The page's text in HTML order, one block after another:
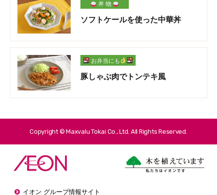
丼 物
ソフトケールを使った中華丼
お弁当にも
豚しゃぶ肉でトンテキ風
Copyright © Maxvalu Tokai Co., Ltd. All Rights Reserved.
イオン グループ情報サイト